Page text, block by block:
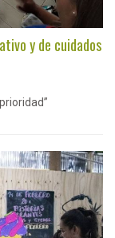
y de cuidados